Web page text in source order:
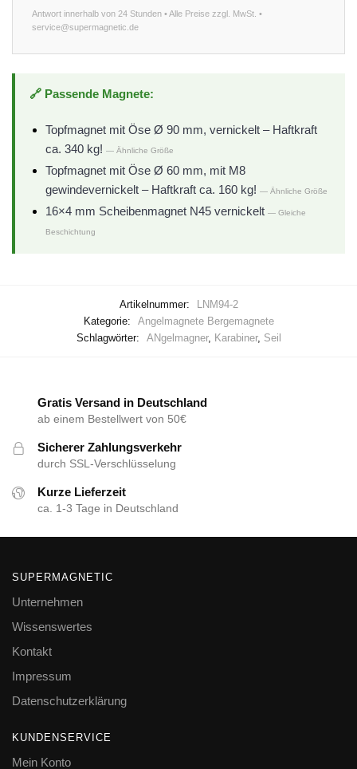
Antwort innerhalb von 24 Stunden • Alle Preise zzgl. MwSt. •
service@supermagnetic.de
🔗 Passende Magnete:
Topfmagnet mit Öse Ø 90 mm, vernickelt – Haftkraft
ca. 340 kg! — Ähnliche Größe
Topfmagnet mit Öse Ø 60 mm, mit M8
gewindevernickelt – Haftkraft ca. 160 kg! — Ähnliche Größe
16×4 mm Scheibenmagnet N45 vernickelt — Gleiche
Beschichtung
Artikelnummer:
LNM94-2
Kategorie:
Angelmagnete Bergemagnete
Schlagwörter:
ANgelmagner, Karabiner, Seil
Gratis Versand in Deutschland
ab einem Bestellwert von 50€
Sicherer Zahlungsverkehr
durch SSL-Verschlüsselung
Kurze Lieferzeit
ca. 1-3 Tage in Deutschland
SUPERMAGNETIC
Unternehmen
Wissenswertes
Kontakt
Impressum
Datenschutzerklärung
KUNDENSERVICE
Mein Konto